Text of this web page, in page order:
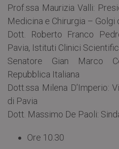
Prof.ssa Maurizia Valli:
Medicina e Chirurgia – Golgi
Dott. Roberto Franco
Pavia, Istituti Clinici
Senatore Gian Marco
Repubblica Italiana
Dott.ssa Milena D’Imperio:
di Pavia
Dott. Massimo De Paoli:
Ore 10.30